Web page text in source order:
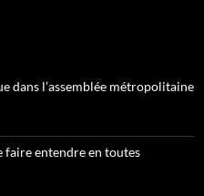
dans l’assemblée métropolitaine
faire entendre en toutes